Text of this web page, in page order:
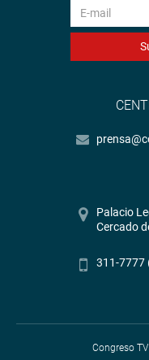
Palacio
Cercado
311-7777
Congreso